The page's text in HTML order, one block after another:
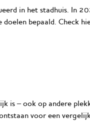
in het stadhuis. In
bepaald. Check
is – ook op andere
voor een